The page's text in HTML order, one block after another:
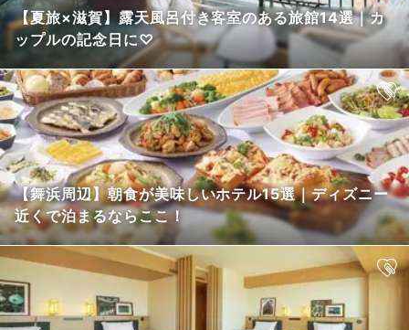
【夏旅×滋賀】露天風呂付き客室のある旅館14選｜カ
ップルの記念日に♡
【舞浜周辺】朝食が美味しいホテル15選｜ディズニー
近くで泊まるならここ！